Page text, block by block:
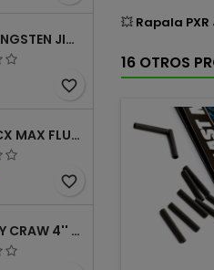
HART TUNGSTEN JIG T FOOTBALL DM
favorite_border
ASARI FCX MAX FLUOROCARBONO 100% 100MTS
favorite_border
HART SPY CRAW 4'' CINNAMON PURPLE
💥 Rapala
16 OTROS